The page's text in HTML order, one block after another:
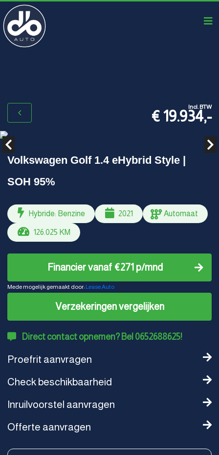
Incl. BTW
€ 19.934,-
Volkswagen Golf 1.4 eHybrid Style |
SOH 95%
Hybride: Benzine 2021 Automaat
126.025 KM
Financier vanaf €271 p/mnd
Mede mogelijk gemaakt door: Lease.Auto
Verzekeringen vergelijken
Direct contact opnemen? Bel 0652688625!
Proefrit aanvragen
Check beschikbaarheid
Inruilvoorstel aanvragen
Offerte aanvragen